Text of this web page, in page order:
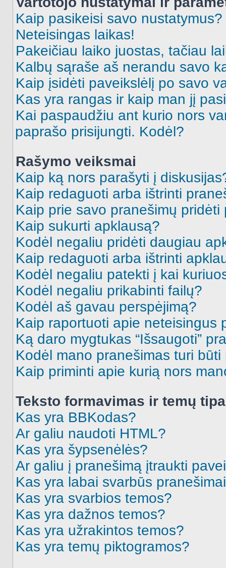
Kaip pasikeisi savo nustatymus?
Neteisingas laikas!
Pakeičiau laiko juostas, tačiau
Kalbų sąraše aš nerandu savo
Kaip įsidėti paveikslėlį po savo
Kas yra rangas ir kaip man jį
Kai paspaudžiu ant kurio nors
paprašo prisijungti. Kodėl?
Rašymo veiksmai
Kaip ką nors parašyti į
Kaip redaguoti arba ištrinti
Kaip prie savo pranešimų pridėti
Kaip sukurti apklausą?
Kodėl negaliu pridėti daugiau
Kaip redaguoti arba ištrinti
Kodėl negaliu patekti į kai
Kodėl negaliu prikabinti failų?
Kodėl aš gavau perspėjimą?
Kaip raportuoti apie neteisingus
Ką daro mygtukas “Išsaugoti”
Kodėl mano pranešimas turi būti
Kaip priminti apie kurią nors
Teksto formavimas ir temų
Kas yra BBKodas?
Ar galiu naudoti HTML?
Kas yra šypsenėlės?
Ar galiu į pranešimą įtraukti
Kas yra labai svarbūs
Kas yra svarbios temos?
Kas yra dažnos temos?
Kas yra užrakintos temos?
Kas yra temų piktogramos?